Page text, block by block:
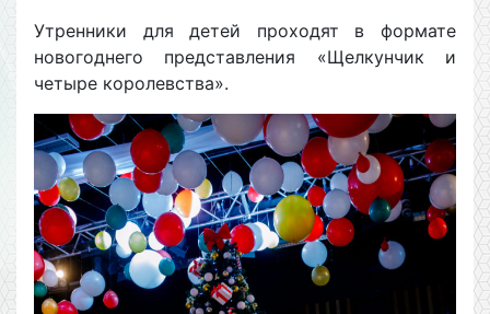
Утренники для детей проходят в формате
новогоднего представления «Щелкунчик и
четыре королевства».